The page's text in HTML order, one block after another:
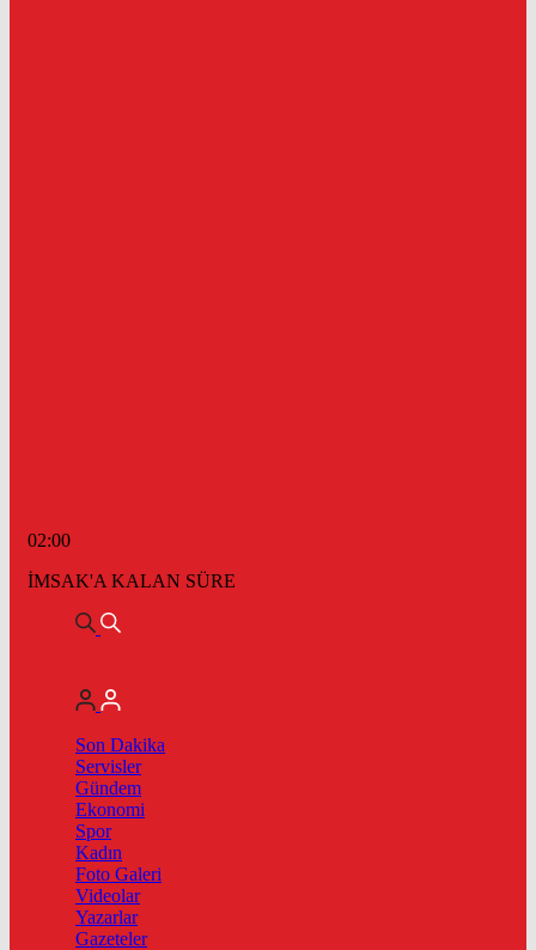
02:00
İMSAK'A KALAN SÜRE
Son Dakika
Servisler
Gündem
Ekonomi
Spor
Kadın
Foto Galeri
Videolar
Yazarlar
Gazeteler